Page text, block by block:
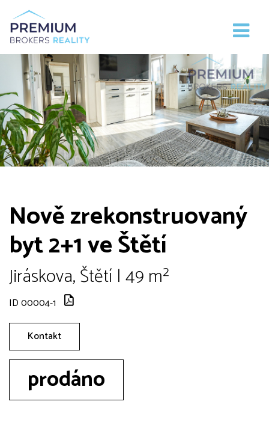
Nově zrekonstruovaný
byt 2+1 ve Štětí
Jiráskova, Štětí | 49 m²
ID 00004-1
Kontakt
prodáno